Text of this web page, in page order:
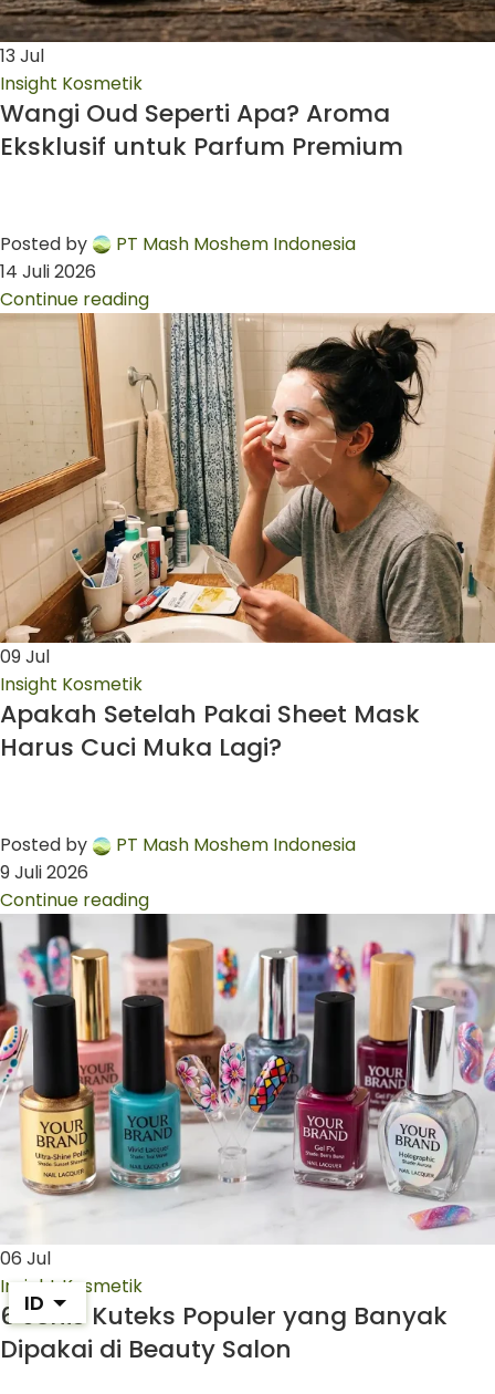
13 Jul
Insight Kosmetik
Wangi Oud Seperti Apa? Aroma
Eksklusif untuk Parfum Premium
Posted by
PT Mash Moshem Indonesia
14 Juli 2026
Continue reading
09Jul
Insight Kosmetik
Apakah Setelah Pakai Sheet Mask
Harus Cuci Muka Lagi?
Posted by
PT Mash Moshem Indonesia
9 Juli 2026
Continue reading
06 Jul
Insight Kosmetik
6 Jenis Kuteks Populer yang Banyak
Dipakai di Beauty Salon
ID